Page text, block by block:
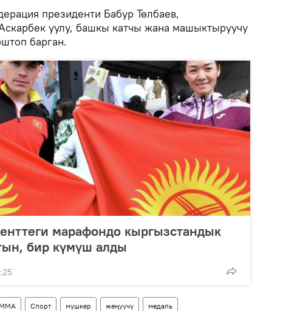
президенти Бабур Төлбаев,
уулу, башкы катчы жана машыктыруучу
барган.
марафондо кыргызстандык
бир күмүш алды
ММА Спорт мушкер жеңүүчү медаль